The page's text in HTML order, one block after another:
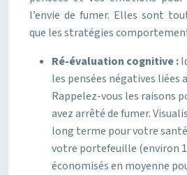
l’envie de fumer. Elles sont
que les stratégies
Ré-évaluation cognitive :
les pensées négatives liées
Rappelez-vous les raisons
avez arrêté de fumer.
long terme pour votre
votre portefeuille (environ
économisés en moyenne